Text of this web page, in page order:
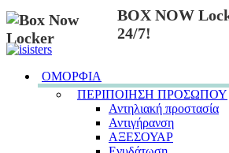
BOX NOW
24/7!
ΟΜΟΡΦΙΑ
ΠΕΡΙΠΟΙΗΣΗ ΠΡΟΣΩΠΟΥ
Αντηλιακή προστασία
Αντιγήρανση
ΑΞΕΣΟΥΑΡ